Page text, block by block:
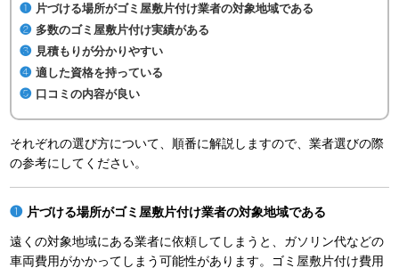
片づける場所がゴミ屋敷片付け業者の対象地域である
多数のゴミ屋敷片付け実績がある
見積もりが分かりやすい
適した資格を持っている
口コミの内容が良い
それぞれの選び方について、順番に解説しますので、業者選びの際
の参考にしてください。
片づける場所がゴミ屋敷片付け業者の対象地域である
遠くの対象地域にある業者に依頼してしまうと、ガソリン代などの
車両費用がかかってしまう可能性があります。ゴミ屋敷片付け費用